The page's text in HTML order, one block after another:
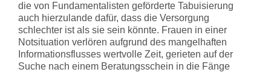
die von Fundamentalisten geförderte Tabuisierung
auch hierzulande dafür, dass die Versorgung
schlechter ist als sie sein könnte. Frauen in einer
Notsituation verlören aufgrund des mangelhaften
Informationsflusses wertvolle Zeit, gerieten auf der
Suche nach einem Beratungsschein in die Fänge